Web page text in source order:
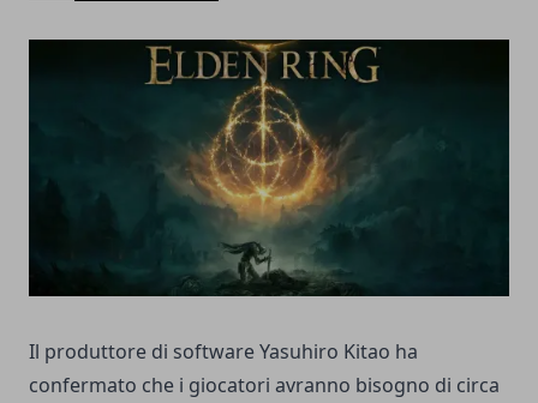
Il produttore di software Yasuhiro Kitao ha
confermato che i giocatori avranno bisogno di circa